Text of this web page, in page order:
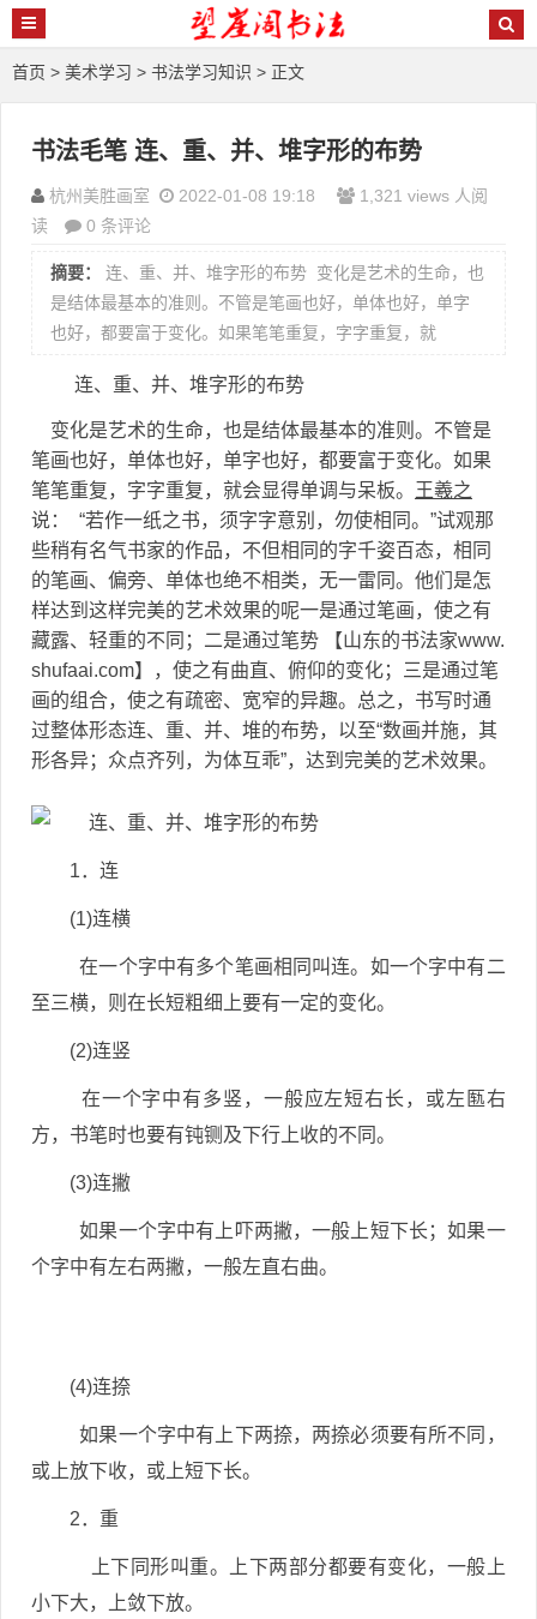
首页 > 美术学习 > 书法学习知识 > 正文
书法毛笔 连、重、并、堆字形的布势
杭州美胜画室 2022-01-08 19:18
1,321 views 人阅
读
0 条评论
摘要：
连、重、并、堆字形的布势 变化是艺术的生命，也
是结体最基本的准则。不管是笔画也好，单体也好，单字
也好，都要富于变化。如果笔笔重复，字字重复，就
连、重、并、堆字形的布势
变化是艺术的生命，也是结体最基本的准则。不管是
笔画也好，单体也好，单字也好，都要富于变化。如果
笔笔重复，字字重复，就会显得单调与呆板。
王羲之
说： “若作一纸之书，须字字意别，勿使相同。”试观那
些稍有名气书家的作品，不但相同的字千姿百态，相同
的笔画、偏旁、单体也绝不相类，无一雷同。他们是怎
样达到这样完美的艺术效果的呢一是通过笔画，使之有
藏露、轻重的不同；二是通过笔势 【山东的书法家www.
shufaai.com】，使之有曲直、俯仰的变化；三是通过笔
画的组合，使之有疏密、宽窄的异趣。总之，书写时通
过整体形态连、重、并、堆的布势，以至“数画并施，其
形各异；众点齐列，为体互乖”，达到完美的艺术效果。
1．连
(1)连横
在一个字中有多个笔画相同叫连。如一个字中有二
至三横，则在长短粗细上要有一定的变化。
(2)连竖
在一个字中有多竖，一般应左短右长，或左匦右
方，书笔时也要有钝铡及下行上收的不同。
(3)连撇
如果一个字中有上吓两撇，一般上短下长；如果一
个字中有左右两撇，一般左直右曲。
(4)连捺
如果一个字中有上下两捺，两捺必须要有所不同，
或上放下收，或上短下长。
2．重
上下同形叫重。上下两部分都要有变化，一般上
小下大，上敛下放。